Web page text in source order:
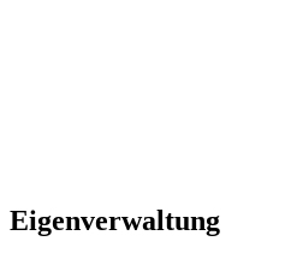
Eigenverwaltung